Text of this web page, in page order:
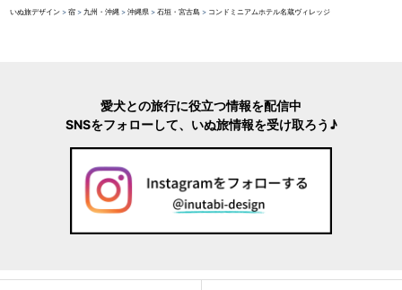
いぬ旅デザイン >宿 >九州・沖縄 >沖縄県 >石垣・宮古島 > コンドミニアムホテル名蔵ヴィレッジ
愛犬との旅行に役立つ情報を配信中
SNSをフォローして、いぬ旅情報を受け取ろう♪